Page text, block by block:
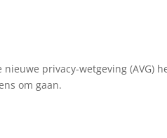
nieuwe privacy-wetgeving (AVG)
om gaan.